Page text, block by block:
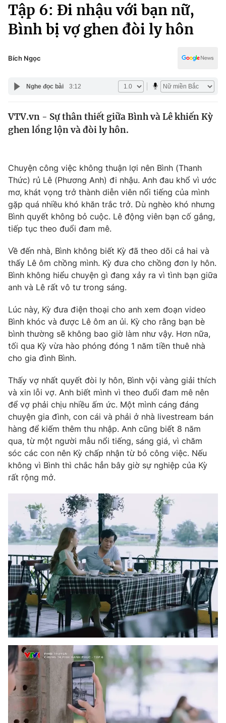
Chính trị
Xã hội
Pháp luật
Y tế
Thế giới
Câu chuyện quốc tế
Tài chính
Thị trường
Góc doanh nghiệp
Dữ liệu và đời sống
Truyền hình
Phim VTV
Hậu trường
Nhân vật
Khán giả
Giải sao mai
Điện ảnh
Âm nhạc
Đời sống
Du lịch
Làm đẹp
Chất lượng cuộc sống
Tuyển sinh
Học trực tuyến
Công nghệ
Hitech Công nghệ tương lai
Thị trường
Tư vấn
Giao lưu trực tuyến
Lịch phát sóng
Chuyên mục khác
Emagazine Podcast
Photo Infographic
Shorts video
VTV Money VTV Thể thao
VTV Sức khoẻ Bất động sản
Thị trường 24h Tấm lòng Việt
VTV4 Vươn mình bằng AI
VTV9 VTV8
Liên hệ tòa soạn English
Truyền hình
Văn hóa - Giải trí
Công nghệ
Tập 6: Đi nhậu với bạn nữ,
Bình bị vợ ghen đòi ly hôn
Bích Ngọc
Nghe đọc bài 3:12
VTV.vn - Sự thân thiết giữa Bình và Lê khiến Kỳ
ghen lồng lộn và đòi ly hôn.
Chuyện công việc không thuận lợi nên Bình (Thanh
Thức) rủ Lê (Phương Anh) đi nhậu. Anh đau khổ vì ước
mơ, khát vọng trở thành diễn viên nổi tiếng của mình
gặp quá nhiều khó khăn trắc trở. Dù nghèo khó nhưng
Bình quyết không bỏ cuộc. Lê động viên bạn cố gắng,
tiếp tục theo đuổi đam mê.
Về đến nhà, Bình không biết Kỳ đã theo dõi cả hai và
thấy Lê ôm chồng mình. Kỳ đưa cho chồng đơn ly hôn.
Bình không hiểu chuyện gì đang xảy ra vì tình bạn giữa
anh và Lê rất vô tư trong sáng.
Lúc này, Kỳ đưa điện thoại cho anh xem đoạn video
Bình khóc và được Lê ôm an ủi. Kỳ cho rằng bạn bè
bình thường sẽ không bao giờ làm như vậy. Hơn nữa,
tối qua Kỳ vừa hào phóng đóng 1 năm tiền thuê nhà
cho gia đình Bình.
Thấy vợ nhất quyết đòi ly hôn, Bình vội vàng giải thích
và xin lỗi vợ. Anh biết mình vì theo đuổi đam mê nên
để vợ phải chịu nhiều ấm ức. Một mình cáng đáng
chuyện gia đình, con cái và phải ở nhà livestream bán
hàng để kiếm thêm thu nhập. Anh cũng biết 8 năm
qua, từ một người mẫu nổi tiếng, sáng giá, vì chăm
sóc các con nên Kỳ chấp nhận từ bỏ công việc. Nếu
không vì Bình thì chắc hẳn bây giờ sự nghiệp của Kỳ
rất rộng mở.